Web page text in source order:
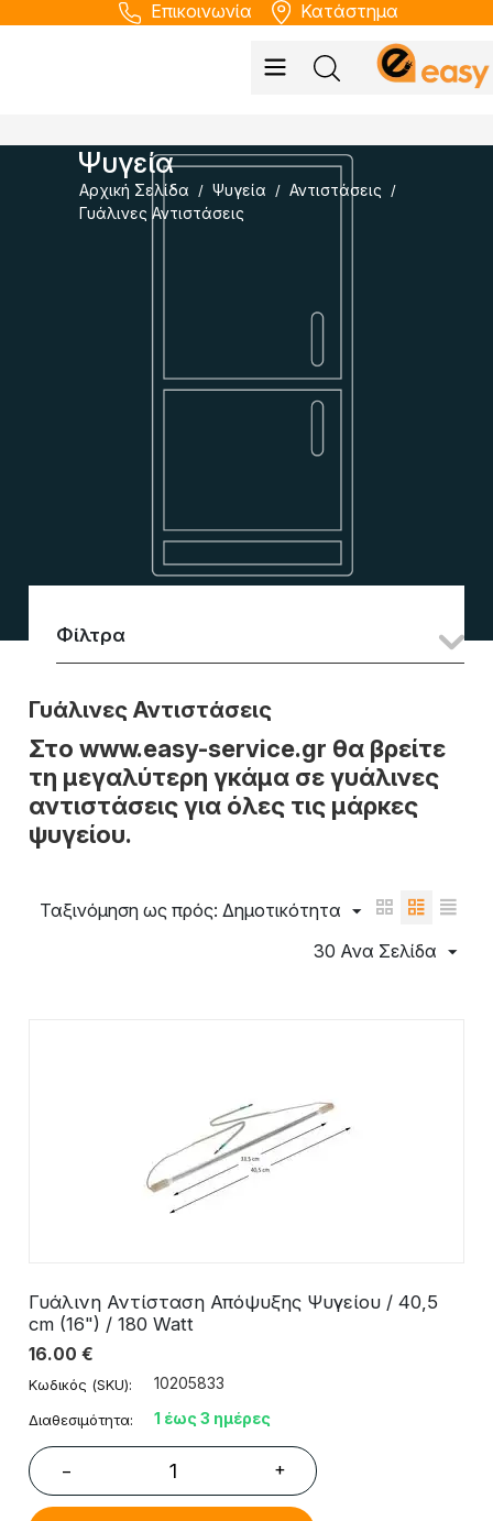
Επικοινωνία Κατάστημα
Αρχική Σελίδα / Ψυγεία / Αντιστάσεις /
Γυάλινες Αντιστάσεις
Ψυγεία
Φίλτρα
Γυάλινες Αντιστάσεις
Στο www.easy-service.gr θα βρείτε
τη μεγαλύτερη γκάμα σε γυάλινες
αντιστάσεις για όλες τις μάρκες
ψυγείου.
Ταξινόμηση ως πρός: Δημοτικότητα
30 Ανα Σελίδα
Γυάλινη Αντίσταση Απόψυξης Ψυγείου / 40,5
cm (16") / 180 Watt
16.00 €
Κωδικός (SKU): 10205833
Διαθεσιμότητα: 1 έως 3 ημέρες
− +